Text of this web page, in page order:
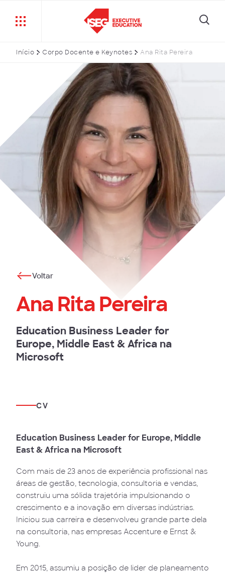
Início Corpo Docente e Keynotes Ana Rita Pereira
Voltar
Ana Rita Pereira
Education Business Leader for
Europe, Middle East & Africa na
Microsoft
CV
Education Business Leader for Europe, Middle
East & Africa na Microsoft
Com mais de 23 anos de experiência profissional nas
áreas de gestão, tecnologia, consultoria e vendas,
construiu uma sólida trajetória impulsionando o
crescimento e a inovação em diversas indústrias.
Iniciou sua carreira e desenvolveu grande parte dela
na consultoria, nas empresas Accenture e Ernst &
Young.
Em 2015, assumiu a posição de lider de planeamento